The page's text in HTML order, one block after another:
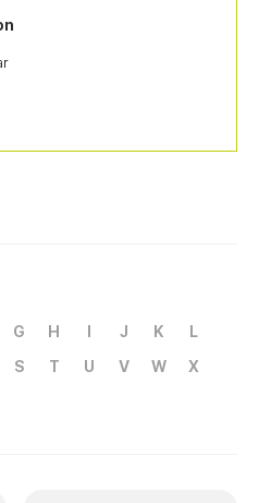
G H I J K
L
S T U V W
X